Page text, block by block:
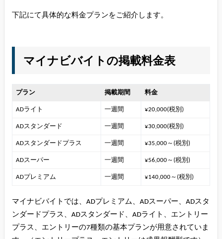
下記にて具体的な料金プランをご紹介します。
マイナビバイトの掲載料金表
プラン 掲載期間 料金
ADライト 一週間 ¥20,000(税別)
ADスタンダード 一週間 ¥30,000(税別)
ADスタンダードプラス 一週間 ¥35,000～(税別)
ADスーパー 一週間 ¥56,000～(税別)
ADプレミアム 一週間 ¥140,000～(税別)
マイナビバイトでは、ADプレミアム、ADスーパー、ADスタ
ンダードプラス、ADスタンダード、ADライト、エントリー
プラス、エントリーの7種類の基本プランが用意されていま